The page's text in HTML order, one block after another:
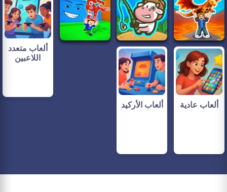
ألعاب متعدد
اللاعبين
ألعاب عادية ألعاب الأركيد